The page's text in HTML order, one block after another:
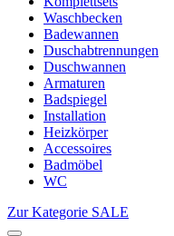
Waschbecken
Badewannen
Duschabtrennungen
Duschwannen
Armaturen
Badspiegel
Installation
Heizkörper
Accessoires
Badmöbel
WC
Zur Kategorie SALE